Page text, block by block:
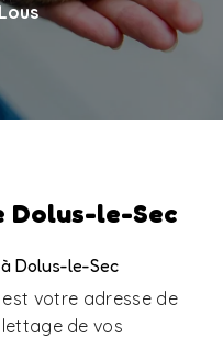
Dolus-le-Sec
Dolus-le-Sec
est votre adresse de
de vos